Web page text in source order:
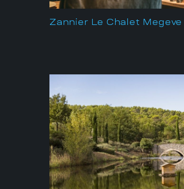
Zannier Le Chalet Megeve